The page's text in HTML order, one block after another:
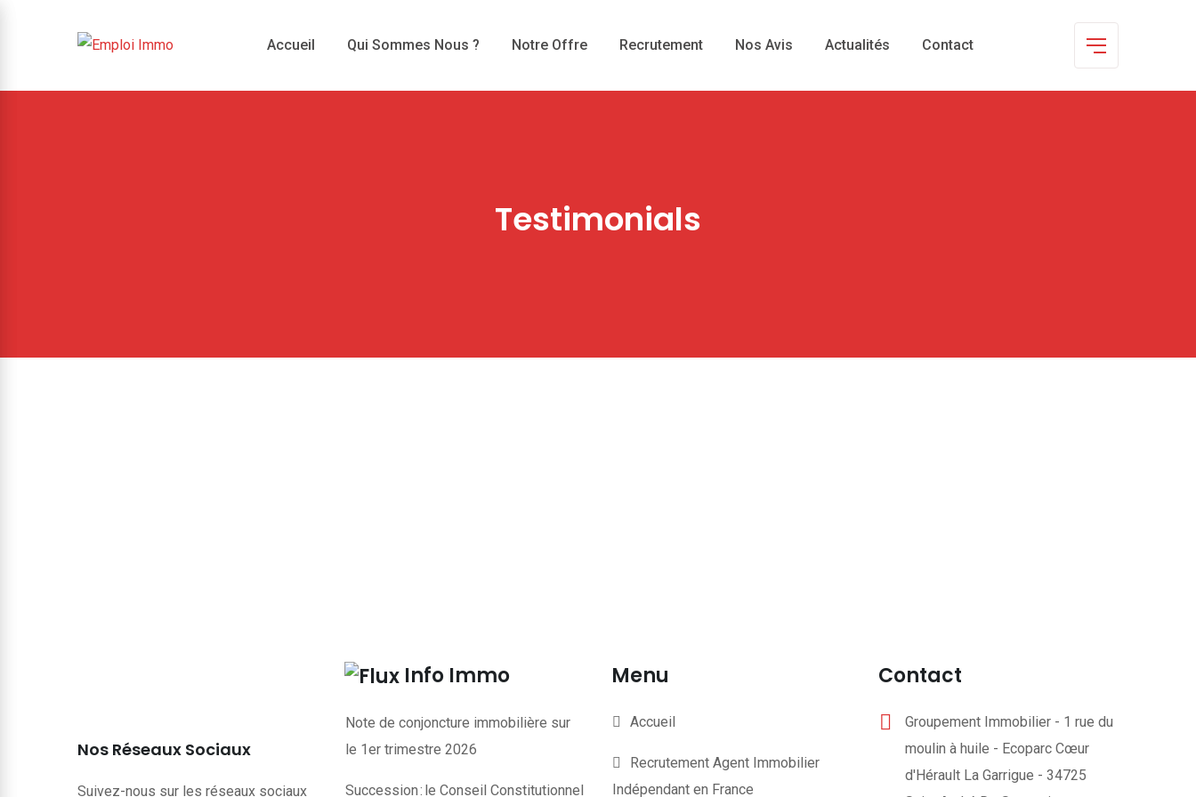
Accueil Qui Sommes Nous ? Notre Offre Recrutement Nos Avis Actualités Contact
Testimonials
Nos Réseaux Sociaux
Suivez-nous sur les réseaux sociaux
Info Immo
Note de conjoncture immobilière sur
le 1er trimestre 2026
Succession : le Conseil Constitutionnel
Menu
Accueil
Recrutement Agent Immobilier
Indépendant en France
Contact
Groupement Immobilier - 1 rue du
moulin à huile - Ecoparc Cœur
d'Hérault La Garrigue - 34725